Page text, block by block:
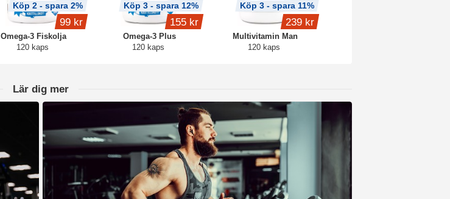
Omega-3 Fiskolja
120 kaps
Köp 2 - spara 2%
99 kr
Omega-3 Plus
120 kaps
Köp 3 - spara 12%
155 kr
Multivitamin Man
120 kaps
Köp 3 - spara 11%
239 kr
Lär dig mer